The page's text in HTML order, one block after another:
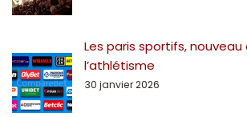
Les paris sportifs,
l’athlétisme
30 janvier 2026